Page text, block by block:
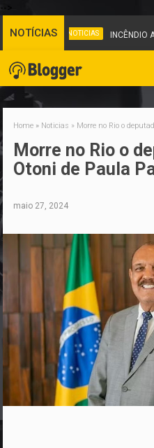
-->
NOTÍCIAS
NOTICIAS INCÊNDIO ATINGE PÁTIO
Home » Noticias » Morre no Rio o
Morre no Rio o
Otoni de Paula
maio 27, 2024